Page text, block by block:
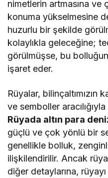
nimetlerin artmasına ve
konuma yükselmesine
huzurlu bir şekilde
kolaylıkla geleceğine;
görülmüşse, bu
işaret eder.
Rüyalar, bilinçaltımızın
ve semboller
Rüyada altın para
güçlü ve çok yönlü bir
genellikle bolluk,
ilişkilendirilir. Ancak
diğer detaylarına,